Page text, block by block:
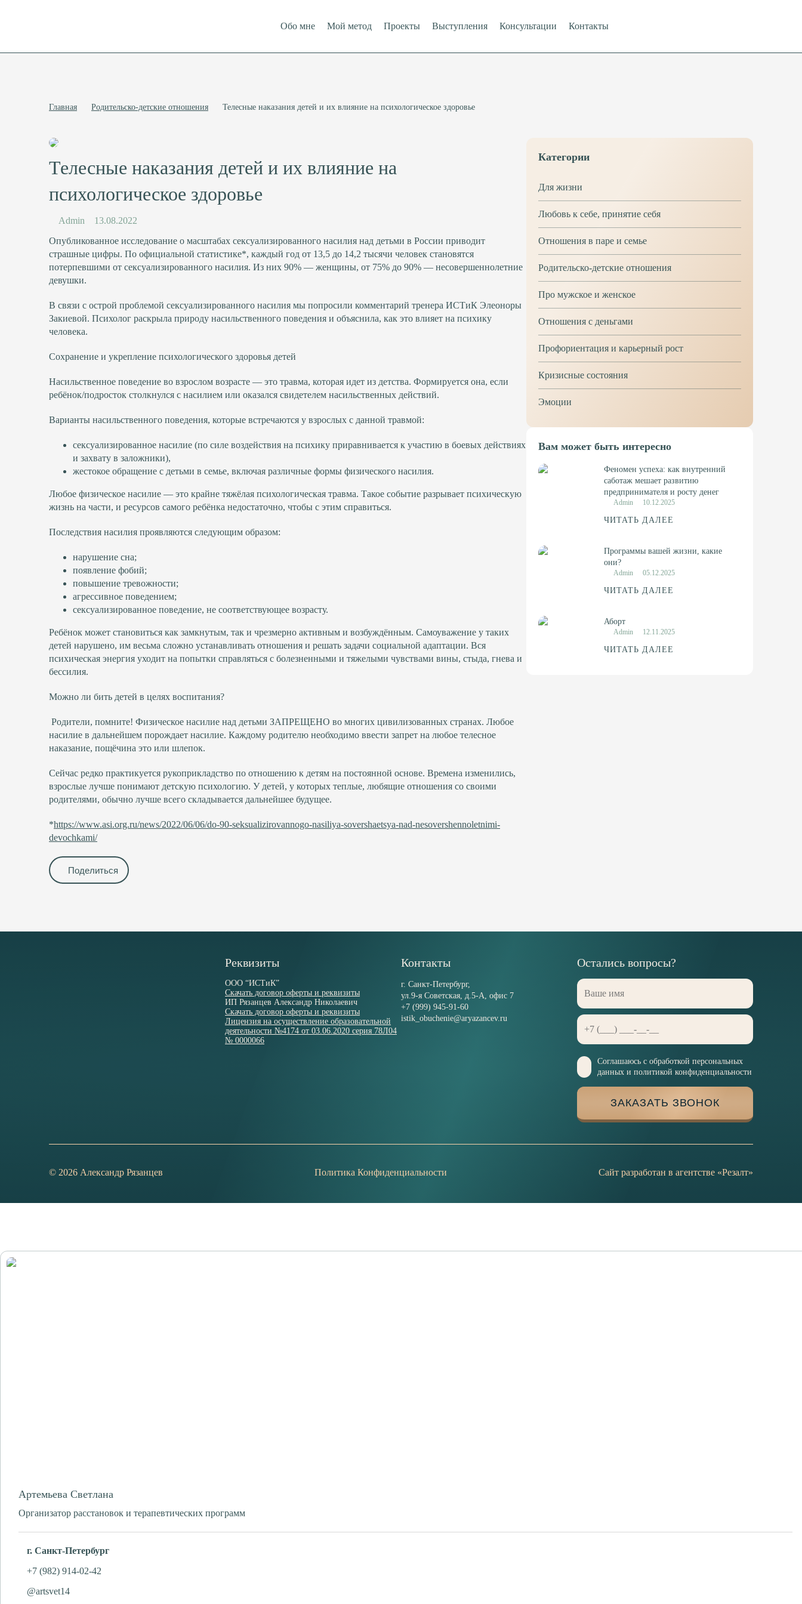
Обо мне Мой метод Проекты Выступления Консультации Контакты
Главная Родительско-детские отношения Телесные наказания детей и их влияние на психологическое здоровье
Телесные наказания детей и их влияние на
психологическое здоровье
Admin
13.08.2022
Опубликованное исследование о масштабах сексуализированного насилия над детьми в России приводит
страшные цифры. По официальной статистике*, каждый год от 13,5 до 14,2 тысячи человек становятся
потерпевшими от сексуализированного насилия. Из них 90% — женщины, от 75% до 90% — несовершеннолетние
девушки.
В связи с острой проблемой сексуализированного насилия мы попросили комментарий тренера ИСТиК Элеоноры
Закиевой. Психолог раскрыла природу насильственного поведения и объяснила, как это влияет на психику
человека.
Сохранение и укрепление психологического здоровья детей
Насильственное поведение во взрослом возрасте — это травма, которая идет из детства. Формируется она, если
ребёнок/подросток столкнулся с насилием или оказался свидетелем насильственных действий.
Варианты насильственного поведения, которые встречаются у взрослых с данной травмой:
сексуализированное насилие (по силе воздействия на психику приравнивается к участию в боевых действиях
и захвату в заложники),
жестокое обращение с детьми в семье, включая различные формы физического насилия.
Любое физическое насилие — это крайне тяжёлая психологическая травма. Такое событие разрывает психическую
жизнь на части, и ресурсов самого ребёнка недостаточно, чтобы с этим справиться.
Последствия насилия проявляются следующим образом:
нарушение сна;
появление фобий;
повышение тревожности;
агрессивное поведением;
сексуализированное поведение, не соответствующее возрасту.
Ребёнок может становиться как замкнутым, так и чрезмерно активным и возбуждённым. Самоуважение у таких
детей нарушено, им весьма сложно устанавливать отношения и решать задачи социальной адаптации. Вся
психическая энергия уходит на попытки справляться с болезненными и тяжелыми чувствами вины, стыда, гнева и
бессилия.
Можно ли бить детей в целях воспитания?
Родители, помните! Физическое насилие над детьми ЗАПРЕЩЕНО во многих цивилизованных странах. Любое
насилие в дальнейшем порождает насилие. Каждому родителю необходимо ввести запрет на любое телесное
наказание, пощёчина это или шлепок.
Сейчас редко практикуется рукоприкладство по отношению к детям на постоянной основе. Времена изменились,
взрослые лучше понимают детскую психологию. У детей, у которых теплые, любящие отношения со своими
родителями, обычно лучше всего складывается дальнейшее будущее.
*https://www.asi.org.ru/news/2022/06/06/do-90-seksualizirovannogo-nasiliya-sovershaetsya-nad-nesovershennoletnimi-
devochkami/
Категории
Для жизни
Любовь к себе, принятие себя
Отношения в паре и семье
Родительско-детские отношения
Про мужское и женское
Отношения с деньгами
Профориентация и карьерный рост
Кризисные состояния
Эмоции
Вам может быть интересно
Феномен успеха: как внутренний
саботаж мешает развитию
предпринимателя и росту денег
Admin 10.12.2025
ЧИТАТЬ ДАЛЕЕ
Программы вашей жизни, какие
они?
Admin 05.12.2025
ЧИТАТЬ ДАЛЕЕ
Аборт
Admin 12.11.2025
ЧИТАТЬ ДАЛЕЕ
Реквизиты
ООО “ИСТиК”
Скачать договор оферты и реквизиты
ИП Рязанцев Александр Николаевич
Скачать договор оферты и реквизиты
Лицензия на осуществление образовательной
деятельности №4174 от 03.06.2020 серия 78Л04
№ 0000066
Контакты
г. Санкт-Петербург,
ул.9-я Советская, д.5-А, офис 7
+7 (999) 945-91-60
istik_obuchenie@aryazancev.ru
Остались вопросы?
Соглашаюсь с обработкой персональных
данных и политикой конфиденциальности
ЗАКАЗАТЬ ЗВОНОК
© 2026 Александр Рязанцев Политика Конфиденциальности Сайт разработан в агентстве «Резалт»
Артемьева Светлана
Организатор расстановок и терапевтических программ
г. Санкт-Петербург
+7 (982) 914-02-42
@artsvet14